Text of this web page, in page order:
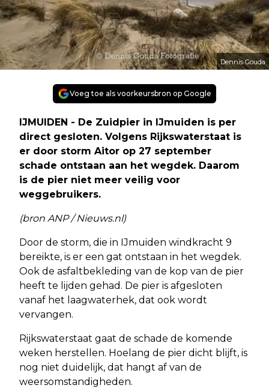
Dennis Gouda
Voeg toe als voorkeursbron op Google
IJMUIDEN - De Zuidpier in IJmuiden is per
direct gesloten. Volgens Rijkswaterstaat is
er door storm Aitor op 27 september
schade ontstaan aan het wegdek. Daarom
is de pier niet meer veilig voor
weggebruikers.
(bron ANP / Nieuws.nl)
Door de storm, die in IJmuiden windkracht 9
bereikte, is er een gat ontstaan in het wegdek.
Ook de asfaltbekleding van de kop van de pier
heeft te lijden gehad. De pier is afgesloten
vanaf het laagwaterhek, dat ook wordt
vervangen.
Rijkswaterstaat gaat de schade de komende
weken herstellen. Hoelang de pier dicht blijft, is
nog niet duidelijk, dat hangt af van de
weersomstandigheden.